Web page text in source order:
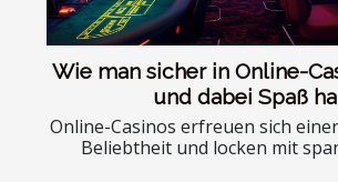
Wie man sicher in Online-
und dabei Spaß
Online-Casinos erfreuen sich
Beliebtheit und locken mit